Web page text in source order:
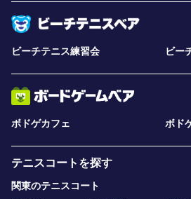
ビーチテニス練習会 ビー
ボドゲカフェ ボド
テニスコートを探す
関東のテニスコート